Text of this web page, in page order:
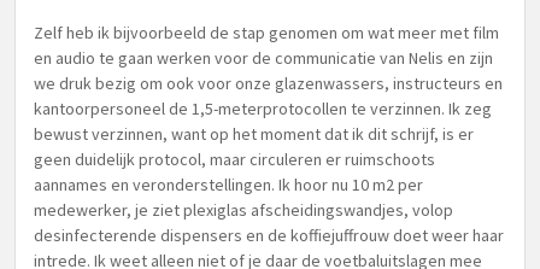
Zelf heb ik bijvoorbeeld de stap genomen om wat meer met film
en audio te gaan werken voor de communicatie van Nelis en zijn
we druk bezig om ook voor onze glazenwassers, instructeurs en
kantoorpersoneel de 1,5-meterprotocollen te verzinnen. Ik zeg
bewust verzinnen, want op het moment dat ik dit schrijf, is er
geen duidelijk protocol, maar circuleren er ruimschoots
aannames en veronderstellingen. Ik hoor nu 10 m2 per
medewerker, je ziet plexiglas afscheidingswandjes, volop
desinfecterende dispensers en de koffiejuffrouw doet weer haar
intrede. Ik weet alleen niet of je daar de voetbaluitslagen mee